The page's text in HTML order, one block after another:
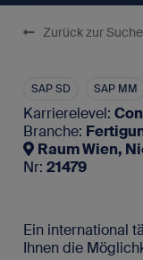
SAP-Portale
Blog
FAQ -
Impressum
Datenschutz
Zurück zur Suche
SAP SD SAP MM
Karrierelevel:
Branche:
Raum Wien,
Nr: 21479
Ein international
Ihnen die